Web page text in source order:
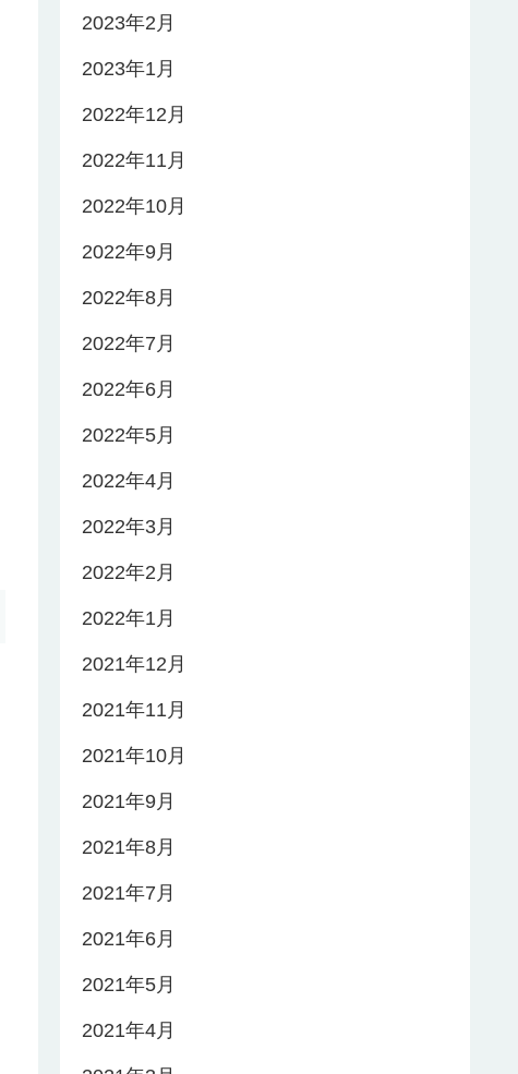
2023年2月
2023年1月
2022年12月
2022年11月
2022年10月
2022年9月
2022年8月
2022年7月
2022年6月
2022年5月
2022年4月
2022年3月
2022年2月
2022年1月
2021年12月
2021年11月
2021年10月
2021年9月
2021年8月
2021年7月
2021年6月
2021年5月
2021年4月